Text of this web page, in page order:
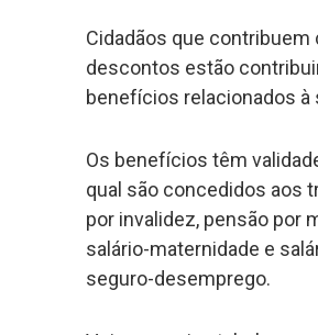
Cidadãos que contribuem
descontos estão
benefícios relacionados à
Os benefícios têm
qual são concedidos aos
por invalidez, pensão por
salário-maternidade e
seguro-desemprego.